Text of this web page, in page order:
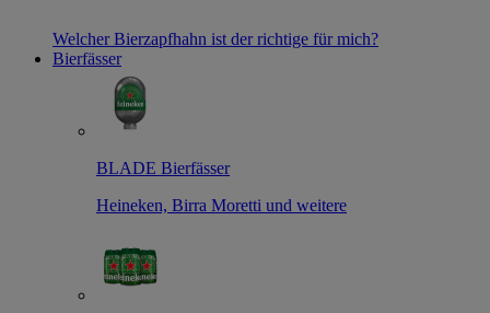
Welcher Bierzapfhahn ist der richtige für mich?
Bierfässer
BLADE Bierfässer
Heineken, Birra Moretti und weitere